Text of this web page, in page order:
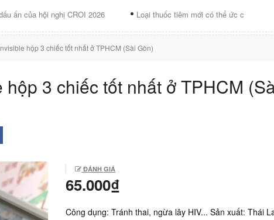
nghị CROI 2026 Loại thuốc tiêm mới có thể ức chế... Dạng
hộp 3 chiếc tốt nhất ở TPHCM (Sài Gòn)
3 chiếc tốt nhất ở TPHCM
ĐÁNH GIÁ
65.000₫
Công dụng: Tránh thai, ngừa lây HIV... Sản xuất: Thái